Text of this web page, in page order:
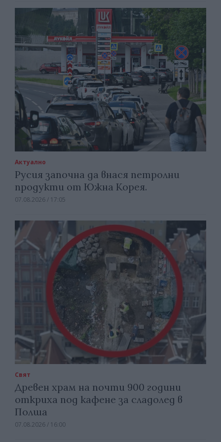
Актуално
Русия започна да внася петролни
продукти от Южна Корея.
07.08.2026 / 17:05
Свят
Древен храм на почти 900 години
откриха под кафене за сладолед в
Полша
07.08.2026 / 16:00